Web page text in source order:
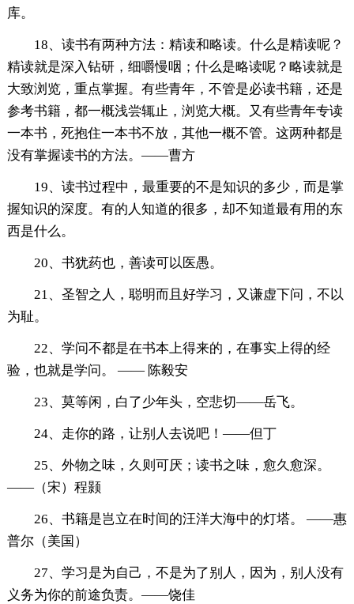
库。
18、读书有两种方法：精读和略读。什么是精读呢？
精读就是深入钻研，细嚼慢咽；什么是略读呢？略读就是
大致浏览，重点掌握。有些青年，不管是必读书籍，还是
参考书籍，都一概浅尝辄止，浏览大概。又有些青年专读
一本书，死抱住一本书不放，其他一概不管。这两种都是
没有掌握读书的方法。——曹方
19、读书过程中，最重要的不是知识的多少，而是掌
握知识的深度。有的人知道的很多，却不知道最有用的东
西是什么。
20、书犹药也，善读可以医愚。
21、圣智之人，聪明而且好学习，又谦虚下问，不以
为耻。
22、学问不都是在书本上得来的，在事实上得的经
验，也就是学问。 —— 陈毅安
23、莫等闲，白了少年头，空悲切——岳飞。
24、走你的路，让别人去说吧！——但丁
25、外物之味，久则可厌；读书之味，愈久愈深。
——（宋）程颢
26、书籍是岂立在时间的汪洋大海中的灯塔。 ——惠
普尔（美国）
27、学习是为自己，不是为了别人，因为，别人没有
义务为你的前途负责。——饶佳